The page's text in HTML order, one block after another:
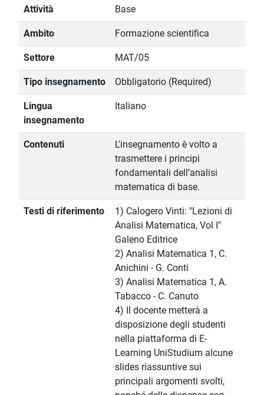
Attività Base
Ambito Formazione scientifica
Settore MAT/05
Tipo insegnamento Obbligatorio (Required)
Lingua
insegnamento
Italiano
Contenuti
L'insegnamento è volto a
trasmettere i principi
fondamentali dell’analisi
matematica di base.
Testi di riferimento
1) Calogero Vinti: "Lezioni di
Analisi Matematica, Vol I"
Galeno Editrice
2) Analisi Matematica 1, C.
Anichini - G. Conti
3) Analisi Matematica 1, A.
Tabacco - C. Canuto
4) Il docente metterà a
disposizione degli studenti
nella piattaforma di E-
Learning UniStudium alcune
slides riassuntive sui
principali argomenti svolti,